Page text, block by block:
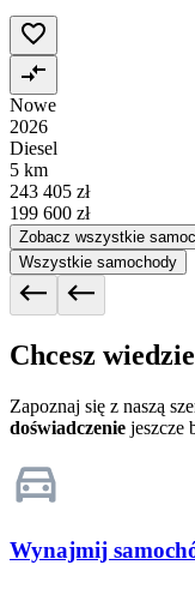
Nowe
2026
Diesel
5 km
243 405 zł
199 600 zł
Zobacz wszystkie
Wszystkie samochody
Chcesz
Zapoznaj się z naszą
doświadczenie jeszcze
Wynajmij